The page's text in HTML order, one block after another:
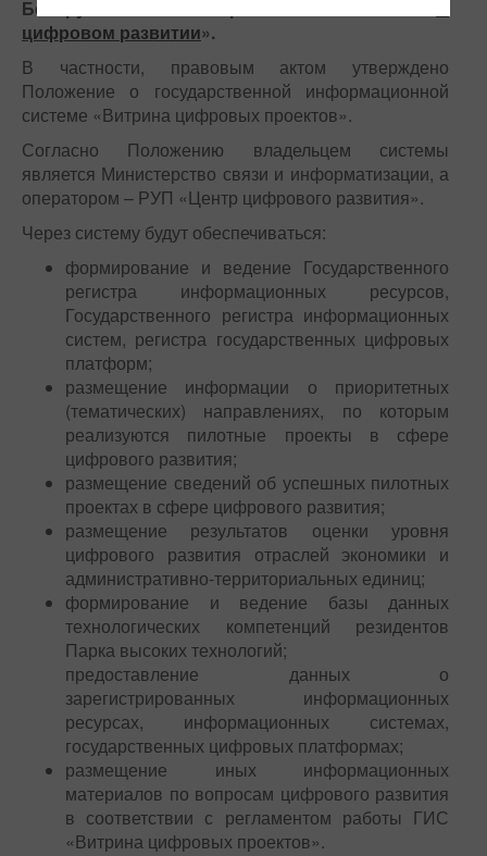
Беларусь от 29 ноября 2023 г. № 381 «
цифровом развитии».
В частности, правовым актом утверждено
Положение о государственной информационной
системе «Витрина цифровых проектов».
Согласно Положению владельцем системы
является Министерство связи и информатизации, а
оператором – РУП «Центр цифрового развития».
Через систему будут обеспечиваться:
формирование и ведение Государственного
регистра информационных ресурсов,
Государственного регистра информационных
систем, регистра государственных цифровых
платформ;
размещение информации о приоритетных
(тематических) направлениях, по которым
реализуются пилотные проекты в сфере
цифрового развития;
размещение сведений об успешных пилотных
проектах в сфере цифрового развития;
размещение результатов оценки уровня
цифрового развития отраслей экономики и
административно-территориальных единиц;
формирование и ведение базы данных
технологических компетенций резидентов
Парка высоких технологий;
предоставление данных о
зарегистрированных информационных
ресурсах, информационных системах,
государственных цифровых платформах;
размещение иных информационных
материалов по вопросам цифрового развития
в соответствии с регламентом работы ГИС
«Витрина цифровых проектов».